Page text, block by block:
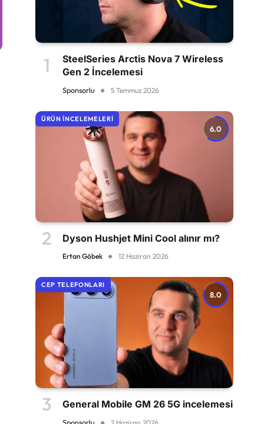
SteelSeries Arctis Nova 7 Wireless
Gen 2 İncelemesi
Sponsorlu 5 Temmuz 2026
6.0
ÜRÜN İNCELEMELERI
Dyson Hushjet Mini Cool alınır mı?
Ertan Göbek 12 Haziran 2026
8.0
CEP TELEFONLARI
General Mobile GM 26 5G incelemesi